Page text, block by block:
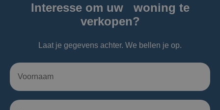
Interesse om uw woning te
verkopen?
Laat je gegevens achter. We bellen je op.